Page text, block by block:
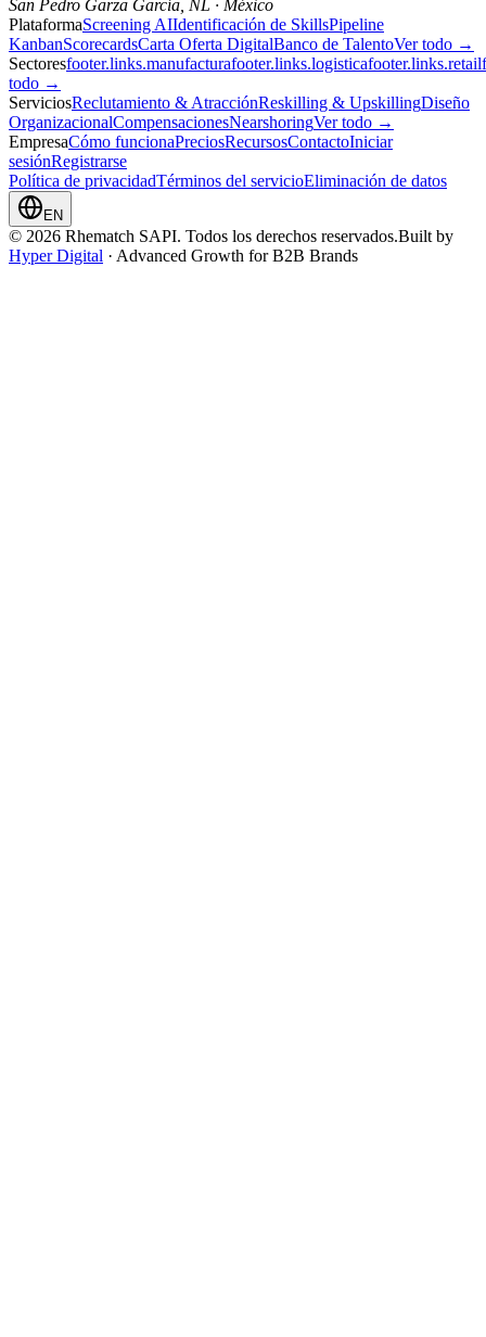
San Pedro Garza García, NL · México
PlataformaScreening AIIdentificación de SkillsPipeline
KanbanScorecardsCarta Oferta DigitalBanco de TalentoVer todo →
Sectoresfooter.links.manufacturafooter.links.logisticafooter.links.retail
todo →
ServiciosReclutamiento & AtracciónReskilling & UpskillingDiseño
OrganizacionalCompensacionesNearshoringVer todo →
EmpresaCómo funcionaPreciosRecursosContactoIniciar
sesiónRegistrarse
Política de privacidadTérminos del servicioEliminación de datos
EN
© 2026 Rhematch SAPI. Todos los derechos reservados.Built by
Hyper Digital · Advanced Growth for B2B Brands